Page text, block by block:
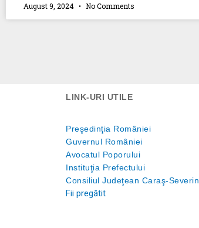
August 9, 2024 No Comments
LINK-URI UTILE
Preşedinţia României
Guvernul României
Avocatul Poporului
Instituţia Prefectului
Consiliul Judeţean Caraş-Severin
Fii pregătit